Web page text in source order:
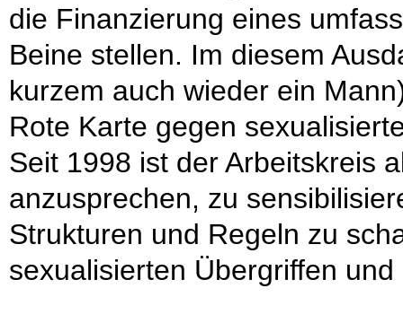
die Finanzierung eines
Beine stellen. Im diesem
kurzem auch wieder ein
Rote Karte gegen
Seit 1998 ist der Arbeitskreis
anzusprechen, zu
Strukturen und Regeln zu
sexualisierten Übergriffen